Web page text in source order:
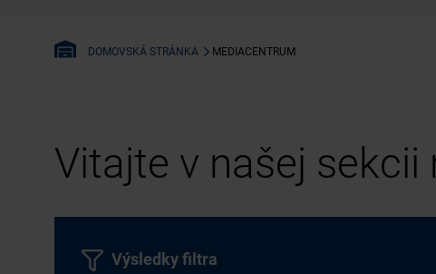
DOMOVSKÁ STRÁNKA MEDIACENTRUM
Vitajte v našej
Výsledky filtra